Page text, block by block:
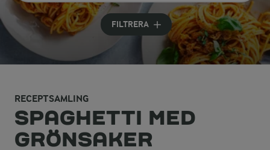
Skriv in sökord för att få förslag
FILTRERA
RECEPTSAMLING
SPAGHETTI MED
GRÖNSAKER